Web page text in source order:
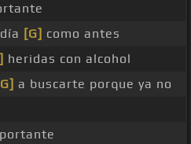
[G] como antes
heridas con alcohol
a buscarte porque ya no